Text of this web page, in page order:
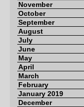
November
October
September
August
July
June
May
April
March
February
January 2019
December